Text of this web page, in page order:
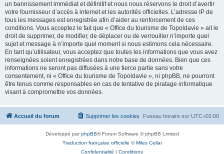
un bannissement immédiat et définitif et nous nous réservons le droit d’avertir
votre fournisseur d’accès à internet et les autorités officielles. L’adresse IP de
tous les messages est enregistrée afin d’aider au renforcement de ces
conditions. Vous acceptez le fait que « Office du tourisme de Topoldavie » ait le
droit de supprimer, de modifier, de déplacer ou de verrouiller n’importe quel
sujet et message à n’importe quel moment si nous estimons cela nécessaire.
En tant qu’utilisateur, vous acceptez que toutes les informations que vous avez
renseignées soient enregistrées dans notre base de données. Bien que ces
informations ne seront pas diffusées à une tierce partie sans votre
consentement, ni « Office du tourisme de Topoldavie », ni phpBB, ne pourront
être tenus comme responsables en cas de tentative de piratage informatique
visant à compromettre vos données.
Accueil du forum Fuseau horaire sur UTC+02:00
Supprimer les cookies
Développé parphpBB® Forum Software © phpBB Limited
Traduction française officielle ©Miles Cellar
Confidentialité | Conditions